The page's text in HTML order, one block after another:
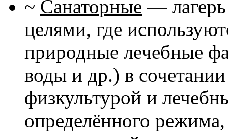
~ Санаторные —
целями, где
природные лечебные
воды и др.) в
физкультурой и
определённого